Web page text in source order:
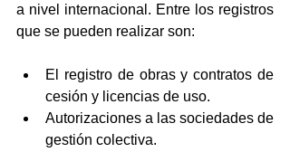
a nivel internacional. Entre los registros
que se pueden realizar son:
El registro de obras y contratos de
cesión y licencias de uso.
Autorizaciones a las sociedades de
gestión colectiva.